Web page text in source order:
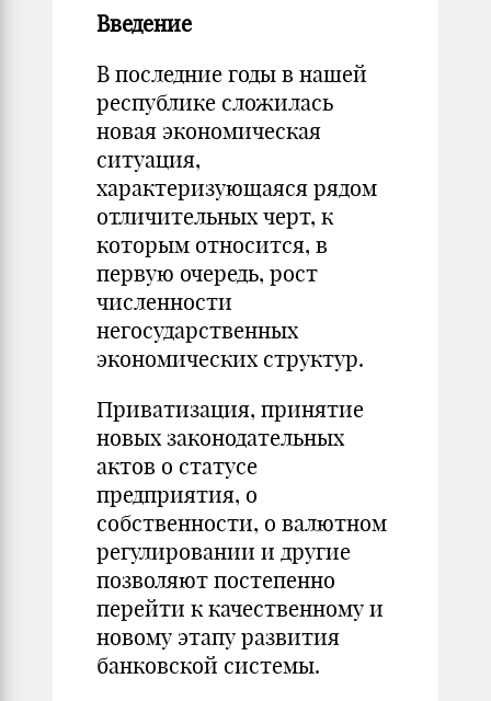
Введение
В последние годы в нашей
республике сложилась
новая экономическая
ситуация,
характеризующаяся рядом
отличительных черт, к
которым относится, в
первую очередь, рост
численности
негосударственных
экономических структур.
Приватизация, принятие
новых законодательных
актов о статусе
предприятия, о
собственности, о валютном
регулировании и другие
позволяют постепенно
перейти к качественному и
новому этапу развития
банковской системы.